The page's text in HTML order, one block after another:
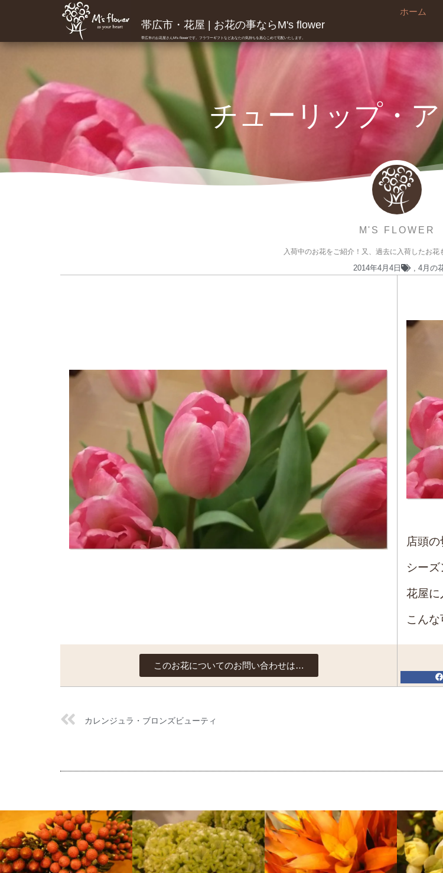
帯広市・花屋 | お花の事ならM's flower
帯広市のお花屋さんM's flowerです。フラワーギフトなどあなたの気持ちを真心こめて宅配いたします。
ホーム
チューリップ・
M'S FLOWER
入荷中のお花をご紹介！又、過去に入荷したお花
2014年4月4日 4月の
店頭の
シー
花屋に
こん
このお花についてのお問い合わせは…
カレンジュラ・ブロンズビューティ